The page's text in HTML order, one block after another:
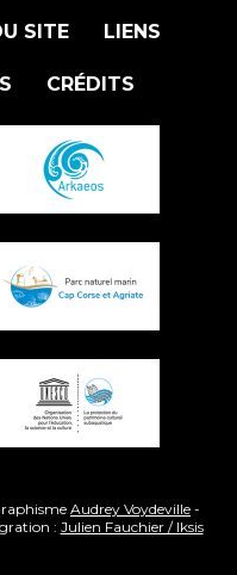
SITE LIENS
CRÉDITS
Audrey Voydeville -
: Julien Fauchier / Iksis